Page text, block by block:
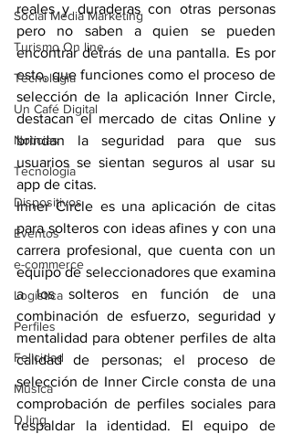
Social Media Marketing
Turismo On line
Tecnología
Un Café Digital
Noticias
Tecnología
Dispositivos
Eventos
e-commerce
Logística
Perfiles
Felicidad
Música
DJing
reales y duraderas con otras personas
pero no saben a quien se pueden
encontrar detrás de una pantalla. Es por
esto, que funciones como el proceso de
selección de la aplicación Inner Circle,
destacan el mercado de citas Online y
brindan la seguridad para que sus
usuarios se sientan seguros al usar su
app de citas.
Inner Circle es una aplicación de citas
para solteros con ideas afines y con una
carrera profesional, que cuenta con un
equipo de seleccionadores que examina
a los solteros en función de una
combinación de esfuerzo, seguridad y
mentalidad para obtener perfiles de alta
calidad de personas; el proceso de
selección de Inner Circle consta de una
comprobación de perfiles sociales para
respaldar la identidad. El equipo de